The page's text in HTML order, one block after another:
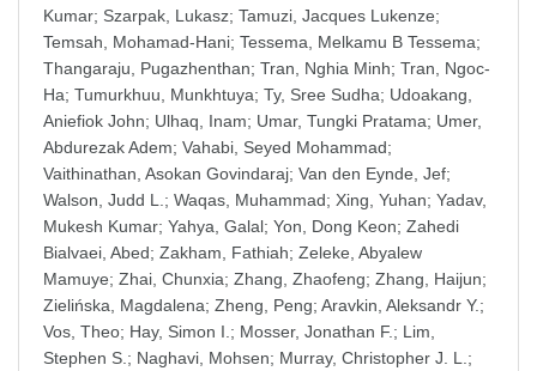
Kumar; Szarpak, Lukasz; Tamuzi, Jacques Lukenze;
Temsah, Mohamad-Hani; Tessema, Melkamu B Tessema;
Thangaraju, Pugazhenthan; Tran, Nghia Minh; Tran, Ngoc-
Ha; Tumurkhuu, Munkhtuya; Ty, Sree Sudha; Udoakang,
Aniefiok John; Ulhaq, Inam; Umar, Tungki Pratama; Umer,
Abdurezak Adem; Vahabi, Seyed Mohammad;
Vaithinathan, Asokan Govindaraj; Van den Eynde, Jef;
Walson, Judd L. ; Waqas, Muhammad; Xing, Yuhan; Yadav,
Mukesh Kumar; Yahya, Galal; Yon, Dong Keon; Zahedi
Bialvaei, Abed; Zakham, Fathiah; Zeleke, Abyalew
Mamuye; Zhai, Chunxia; Zhang, Zhaofeng; Zhang, Haijun;
Zielińska, Magdalena; Zheng, Peng; Aravkin, Aleksandr Y.;
Vos, Theo; Hay, Simon I. ; Mosser, Jonathan F. ; Lim,
Stephen S. ; Naghavi, Mohsen; Murray, Christopher J. L. ;